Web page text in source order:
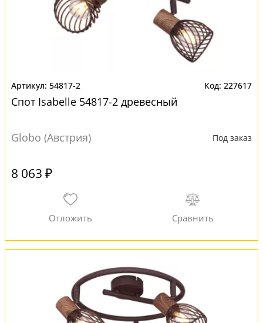
54817-2 227617
Спот Isabelle 54817-2 древесный
Globo (Австрия) Под заказ
8 063 ₽